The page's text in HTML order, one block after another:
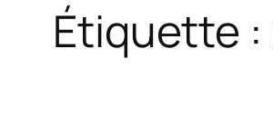
Étiquette :